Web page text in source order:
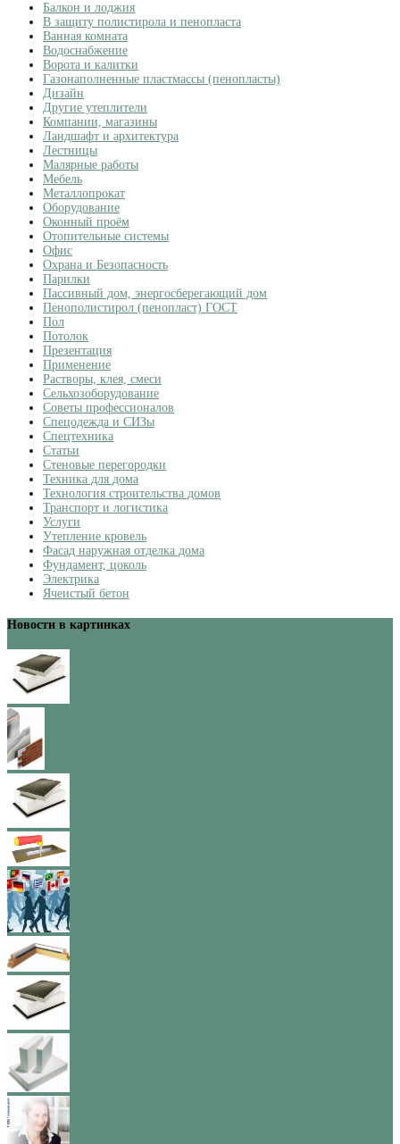
Балкон и лоджия
В защиту полистирола и пенопласта
Ванная комната
Водоснабжение
Ворота и калитки
Газонаполненные пластмассы (пенопласты)
Дизайн
Другие утеплители
Компании, магазины
Ландшафт и архитектура
Лестницы
Малярные работы
Мебель
Металлопрокат
Оборудование
Оконный проём
Отопительные системы
Офис
Охрана и Безопасность
Парилки
Пассивный дом, энергосберегающий дом
Пенополистирол (пенопласт) ГОСТ
Пол
Потолок
Презентация
Применение
Растворы, клея, смеси
Сельхозоборудование
Советы профессионалов
Спецодежда и СИЗы
Спецтехника
Статьи
Стеновые перегородки
Техника для дома
Технология строительства домов
Транспорт и логистика
Услуги
Утепление кровель
Фасад наружная отделка дома
Фундамент, цоколь
Электрика
Ячеистый бетон
Новости в картинках